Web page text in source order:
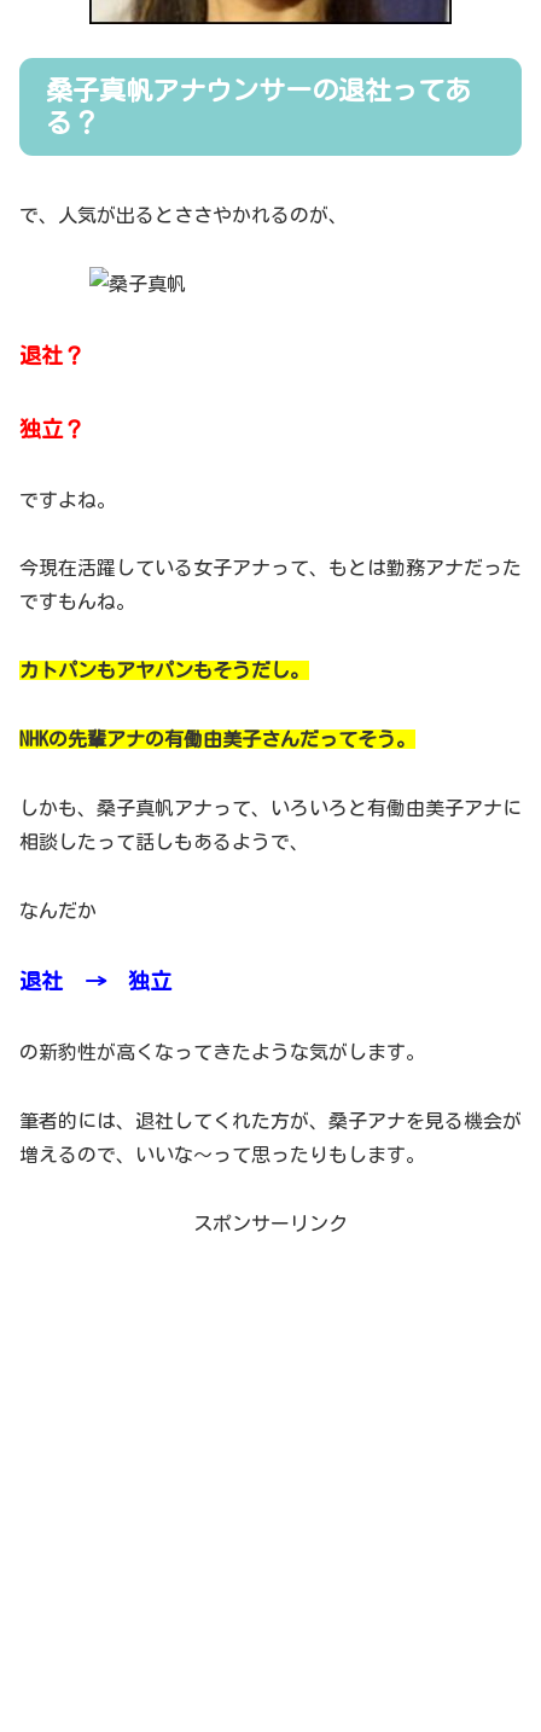
桑子真帆アナウンサーの退社ってあ
る？
で、人気が出るとささやかれるのが、
退社？
独立？
ですよね。
今現在活躍している女子アナって、もとは勤務アナだった
ですもんね。
カトパンもアヤパンもそうだし。
NHKの先輩アナの有働由美子さんだってそう。
しかも、桑子真帆アナって、いろいろと有働由美子アナに
相談したって話しもあるようで、
なんだか
退社 → 独立
の新豹性が高くなってきたような気がします。
筆者的には、退社してくれた方が、桑子アナを見る機会が
増えるので、いいな～って思ったりもします。
スポンサーリンク